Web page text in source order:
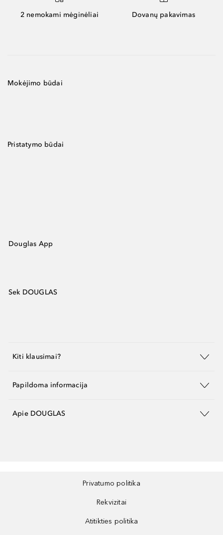
2 nemokami mėginėliai Dovanų pakavimas
Mokėjimo būdai
Pristatymo būdai
Douglas App
Sek DOUGLAS
Kiti klausimai?
Papildoma informacija
Apie DOUGLAS
Privatumo politika
Rekvizitai
Atitikties politika